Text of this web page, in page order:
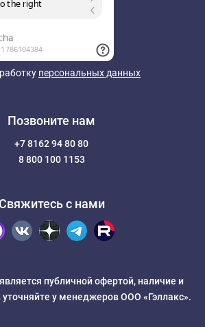
персональных данных
Позвоните нам
+7 8162 94 80 80
8 800 100 1153
Свяжитесь с нами
публичной офертой, наличие и
уточняйте у менеджеров ООО «Гэллакс».